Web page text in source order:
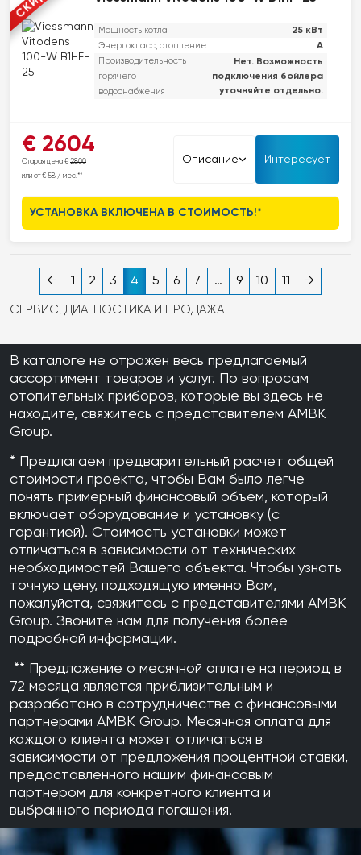
устойчивым к требованиям будущего.
Новейшие модели Viessmann сохраняют прочные
теплообменники из нержавеющей стали — стандарт качества
бренда и залог долгосрочной надежности.
Мощность котла 25 кВт
Энергокласс, отопление A
Производительность
горячего
водоснабжения
Нет. Возможность
подключения бойлера
уточняйте отдельно.
использования благодаря сенсорному экрану и интеллектуальным
функциям. Эта модель — идеальное решение для тех, кто ценит
производительность, долговечность и оптимальное соотношение
цены и качества без компромиссов. Горелка MatriX-Plus
Новейшие модели Viessmann сохраняют прочные
€ 2604
Старая цена € 2800
или от € 58 / мес.**
Описание Интересует
УСТАНОВКА ВКЛЮЧЕНА В СТОИМОСТЬ!*
← 1 2 3 4 5 6 7 … 9 10 11 →
СЕРВИС, ДИАГНОСТИКА И ПРОДАЖА
В каталоге не отражен весь предлагаемый
ассортимент товаров и услуг. По вопросам
отопительных приборов, которые вы здесь не
находите, свяжитесь с представителем AMBK
Group.
* Предлагаем предварительный расчет общей
стоимости проекта, чтобы Вам было легче
понять примерный финансовый объем, который
включает оборудование и установку (с
гарантией). Стоимость установки может
отличаться в зависимости от технических
необходимостей Вашего объекта. Чтобы узнать
точную цену, подходящую именно Вам,
пожалуйста, свяжитесь с представителями AMBK
Group. Звоните нам для получения более
подробной информации.
** Предложение о месячной оплате на период в
72 месяца является приблизительным и
разработано в сотрудничестве с финансовыми
партнерами AMBK Group. Месячная оплата для
каждого клиента может отличаться в
зависимости от предложения процентной ставки,
предоставленного нашим финансовым
партнером для конкретного клиента и
выбранного периода погашения.